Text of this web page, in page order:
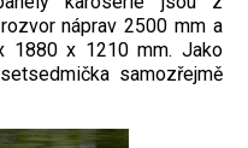
náprav 2500 mm a
1880 x 1210 mm. Jako
samozřejmě